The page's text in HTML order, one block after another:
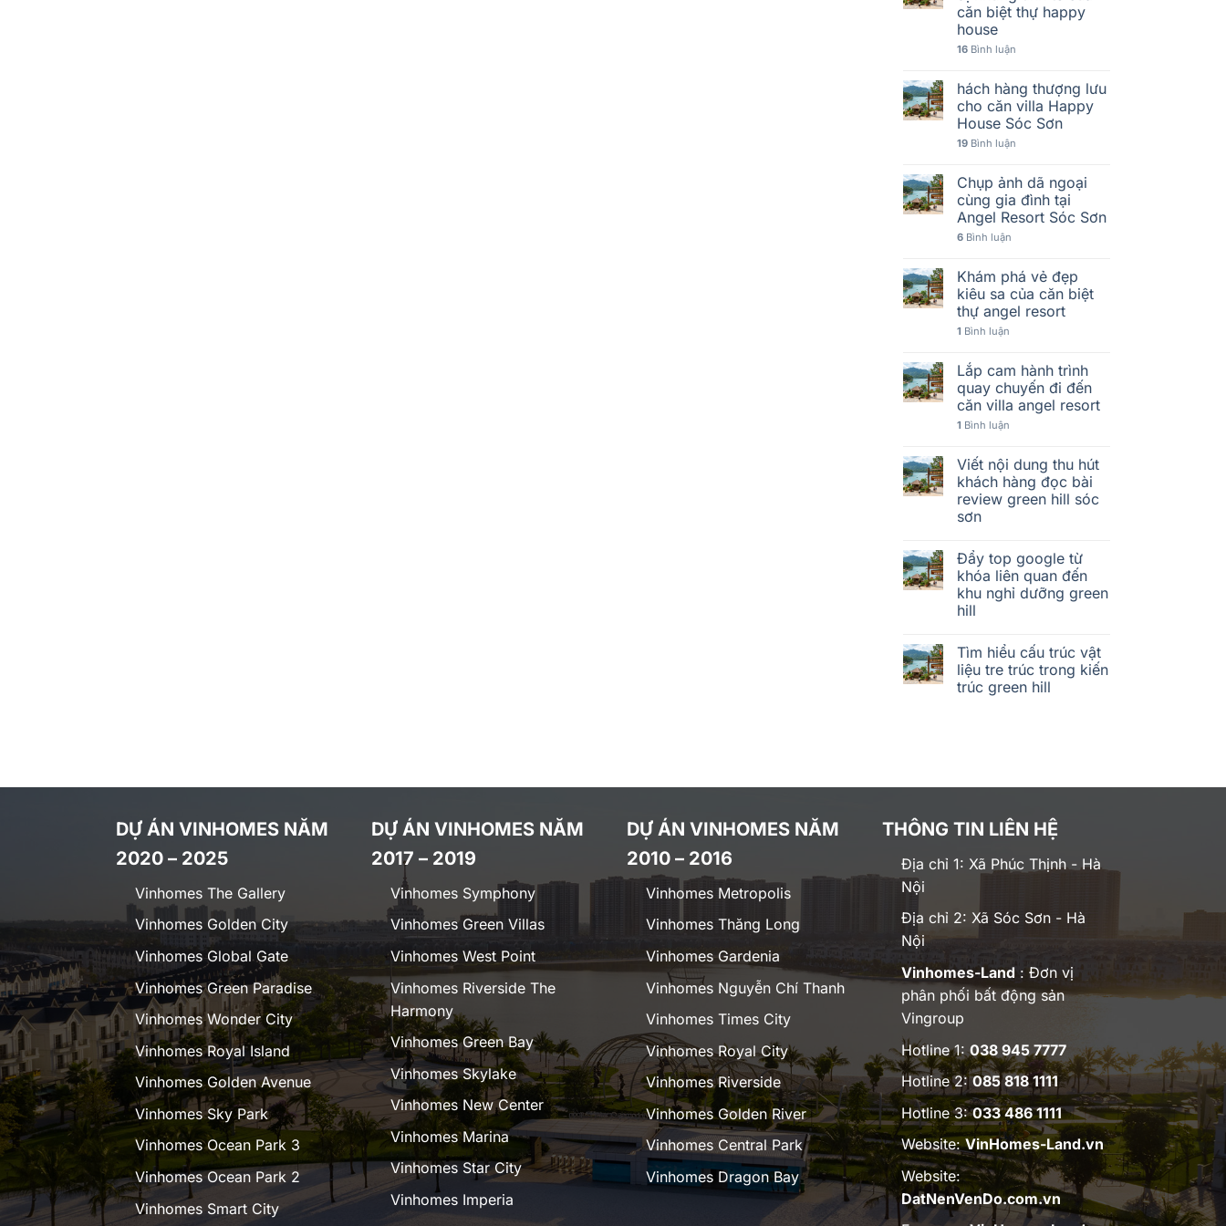
căn biệt thự happy
house
16Bình luận
hách hàng thượng lưu
cho căn villa Happy
House Sóc Sơn
19Bình luận
Chụp ảnh dã ngoại
cùng gia đình tại
Angel Resort Sóc Sơn
6Bình luận
Khám phá vẻ đẹp
kiêu sa của căn biệt
thự angel resort
1 Bình luận
Lắp cam hành trình
quay chuyến đi đến
căn villa angel resort
1 Bình luận
Viết nội dung thu hút
khách hàng đọc bài
review green hill sóc
sơn
Đẩy top google từ
khóa liên quan đến
khu nghỉ dưỡng green
hill
Tìm hiểu cấu trúc vật
liệu tre trúc trong kiến
trúc green hill
DỰ ÁN VINHOMES NĂM
2020 – 2025
Vinhomes The Gallery
Vinhomes Golden City
Vinhomes Global Gate
Vinhomes Green Paradise
Vinhomes Wonder City
Vinhomes Royal Island
Vinhomes Golden Avenue
Vinhomes Sky Park
Vinhomes Ocean Park 3
Vinhomes Ocean Park 2
Vinhomes Smart City
DỰ ÁN VINHOMES NĂM
2017 – 2019
Vinhomes Symphony
Vinhomes Green Villas
Vinhomes West Point
Vinhomes Riverside The
Harmony
Vinhomes Green Bay
Vinhomes Skylake
Vinhomes New Center
Vinhomes Marina
Vinhomes Star City
Vinhomes Imperia
DỰ ÁN VINHOMES NĂM
2010 – 2016
Vinhomes Metropolis
Vinhomes Thăng Long
Vinhomes Gardenia
Vinhomes Nguyễn Chí Thanh
Vinhomes Times City
Vinhomes Royal City
Vinhomes Riverside
Vinhomes Golden River
Vinhomes Central Park
Vinhomes Dragon Bay
THÔNG TIN LIÊN HỆ
Địa chỉ 1: Xã Phúc Thịnh - Hà
Nội
Địa chỉ 2: Xã Sóc Sơn - Hà
Nội
Vinhomes-Land: Đơn vị
phân phối bất động sản
Vingroup
Hotline 1:038 945 7777
Hotline 2:085 818 1111
Hotline 3:033 486 1111
Website:VinHomes-Land.vn
Website:
DatNenVenDo.com.vn